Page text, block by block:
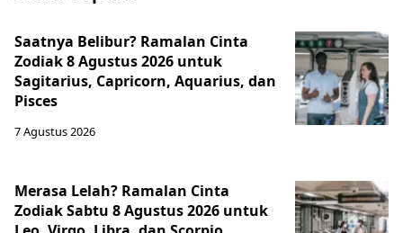
Saatnya Belibur? Ramalan Cinta
Zodiak 8 Agustus 2026 untuk
Sagitarius, Capricorn, Aquarius, dan
Pisces
7 Agustus 2026
Merasa Lelah? Ramalan Cinta
Zodiak Sabtu 8 Agustus 2026 untuk